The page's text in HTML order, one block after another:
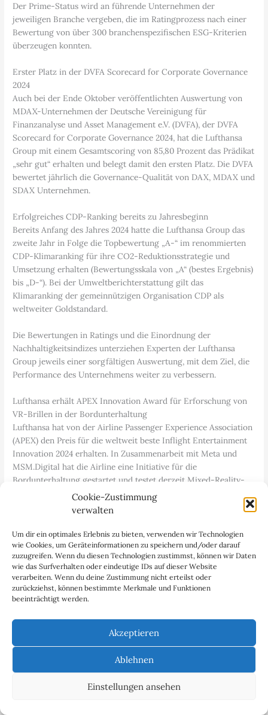
Cookie-Zustimmung
verwalten
Um dir ein optimales Erlebnis zu bieten, verwenden wir Technologien
wie Cookies, um Geräteinformationen zu speichern und/oder darauf
zuzugreifen. Wenn du diesen Technologien zustimmst, können wir Daten
wie das Surfverhalten oder eindeutige IDs auf dieser Website
verarbeiten. Wenn du deine Zustimmung nicht erteilst oder
zurückziehst, können bestimmte Merkmale und Funktionen
beeinträchtigt werden.
Akzeptieren
Ablehnen
Einstellungen ansehen
Der Prime-Status wird an führende Unternehmen der
jeweiligen Branche vergeben, die im Ratingprozess nach einer
Bewertung von über 300 branchenspezifischen ESG-Kriterien
überzeugen konnten.
Erster Platz in der DVFA Scorecard for Corporate Governance
2024
Auch bei der Ende Oktober veröffentlichten Auswertung von
MDAX-Unternehmen der Deutsche Vereinigung für
Finanzanalyse und Asset Management e.V. (DVFA), der DVFA
Scorecard for Corporate Governance 2024, hat die Lufthansa
Group mit einem Gesamtscoring von 85,80 Prozent das Prädikat
„sehr gut“ erhalten und belegt damit den ersten Platz. Die DVFA
bewertet jährlich die Governance-Qualität von DAX, MDAX und
SDAX Unternehmen.
Erfolgreiches CDP-Ranking bereits zu Jahresbeginn
Bereits Anfang des Jahres 2024 hatte die Lufthansa Group das
zweite Jahr in Folge die Topbewertung „A-“ im renommierten
CDP-Klimaranking für ihre CO2-Reduktionsstrategie und
Umsetzung erhalten (Bewertungsskala von „A“ (bestes Ergebnis)
bis „D-“). Bei der Umweltberichterstattung gilt das
Klimaranking der gemeinnützigen Organisation CDP als
weltweiter Goldstandard.
Die Bewertungen in Ratings und die Einordnung der
Nachhaltigkeitsindizes unterziehen Experten der Lufthansa
Group jeweils einer sorgfältigen Auswertung, mit dem Ziel, die
Performance des Unternehmens weiter zu verbessern.
Lufthansa erhält APEX Innovation Award für Erforschung von
VR-Brillen in der Bordunterhaltung
Lufthansa hat von der Airline Passenger Experience Association
(APEX) den Preis für die weltweit beste Inflight Entertainment
Innovation 2024 erhalten. In Zusammenarbeit mit Meta und
MSM.Digital hat die Airline eine Initiative für die
Bordunterhaltung gestartet und testet derzeit Mixed-Reality-
Technologien für Gäste.
Lufthansa erhält APEX Innovation Award für Erforschung von
VR-Brillen in der Bordunterhaltung / Foto: Lufthansa
Auf allen Flügen, die mit Allegris ausgestattet sind, haben Gäste
der Business Class Suite nun die Möglichkeit, die Brillen zu
benutzen und Rückmeldung zu geben, was ihnen besonders gut
gefallen hat. Mit der neuesten Generation hochmoderner VR-
Inhalte wie fesselnde Filme im Kino-Stil, ansprechende VR-
360-Grad-Reise-Podcasts, interaktive Spiele und beruhigende
Entspannungsübungen.
Auf allen Flügen, die mit Allegris ausgestattet sind, haben Gäste